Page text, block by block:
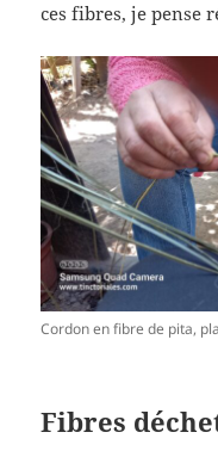
ces fibres, je pense
Cordon en fibre de pita,
Fibres